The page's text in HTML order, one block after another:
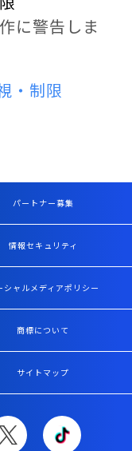
に警告しま
パートナー募集
情報セキュリティ
シャルメディアポリシー
商標について
サイトマップ